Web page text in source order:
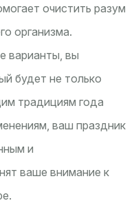
очистить разум
организма.
варианты, вы
будет не только
традициям года
ваш праздник
и
ваше внимание к